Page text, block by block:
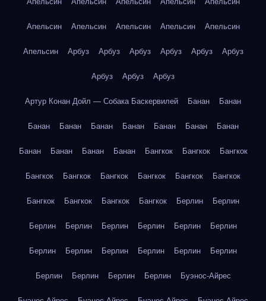
Апельсин Апельсин Апельсин Апельсин Апельсин
Апельсин Арбуз Арбуз Арбуз Арбуз Арбуз Арбуз
Арбуз Арбуз Арбуз
Артур Конан Дойл — Собака Баскервилей Банан Банан
Банан Банан Банан Банан Банан Банан Банан
Банан Банан Банан Банан Бангкок Бангкок Бангкок
Бангкок Бангкок Бангкок Бангкок Бангкок Бангкок
Бангкок Бангкок Бангкок Бангкок Берлин Берлин
Берлин Берлин Берлин Берлин Берлин Берлин
Берлин Берлин Берлин Берлин Берлин Берлин
Берлин Берлин Берлин Берлин Буэнос-Айрес